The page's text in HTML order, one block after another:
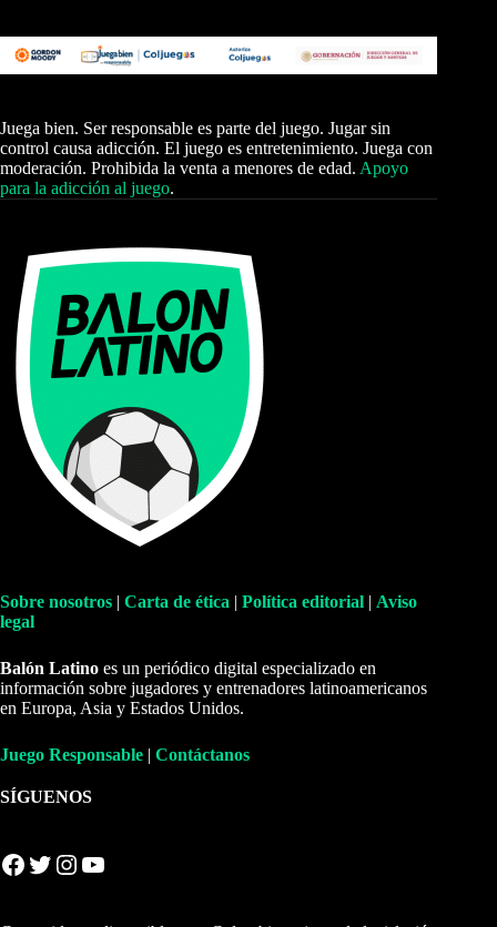
Juega bien. Ser responsable es parte del juego. Jugar sin
control causa adicción. El juego es entretenimiento. Juega con
moderación. Prohibida la venta a menores de edad. Apoyo
para la adicción al juego.
Sobre nosotros | Carta de ética | Política editorial | Aviso
legal
Balón Latino es un periódico digital especializado en
información sobre jugadores y entrenadores latinoamericanos
en Europa, Asia y Estados Unidos.
Juego Responsable | Contáctanos
SÍGUENOS
Facebook Twitter Instagram YouTube